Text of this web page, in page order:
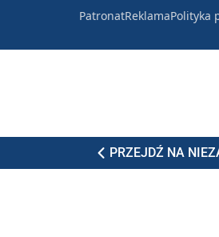
PRZEJDŹ NA
PatronatReklamaPolityka